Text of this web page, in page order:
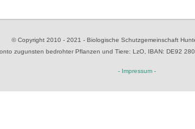
© Copyright 2010 - 2021 - Biologische Schutzgemeinschaft
zugunsten bedrohter Pflanzen und Tiere: LzO, IBAN: DE92
- Impressum -